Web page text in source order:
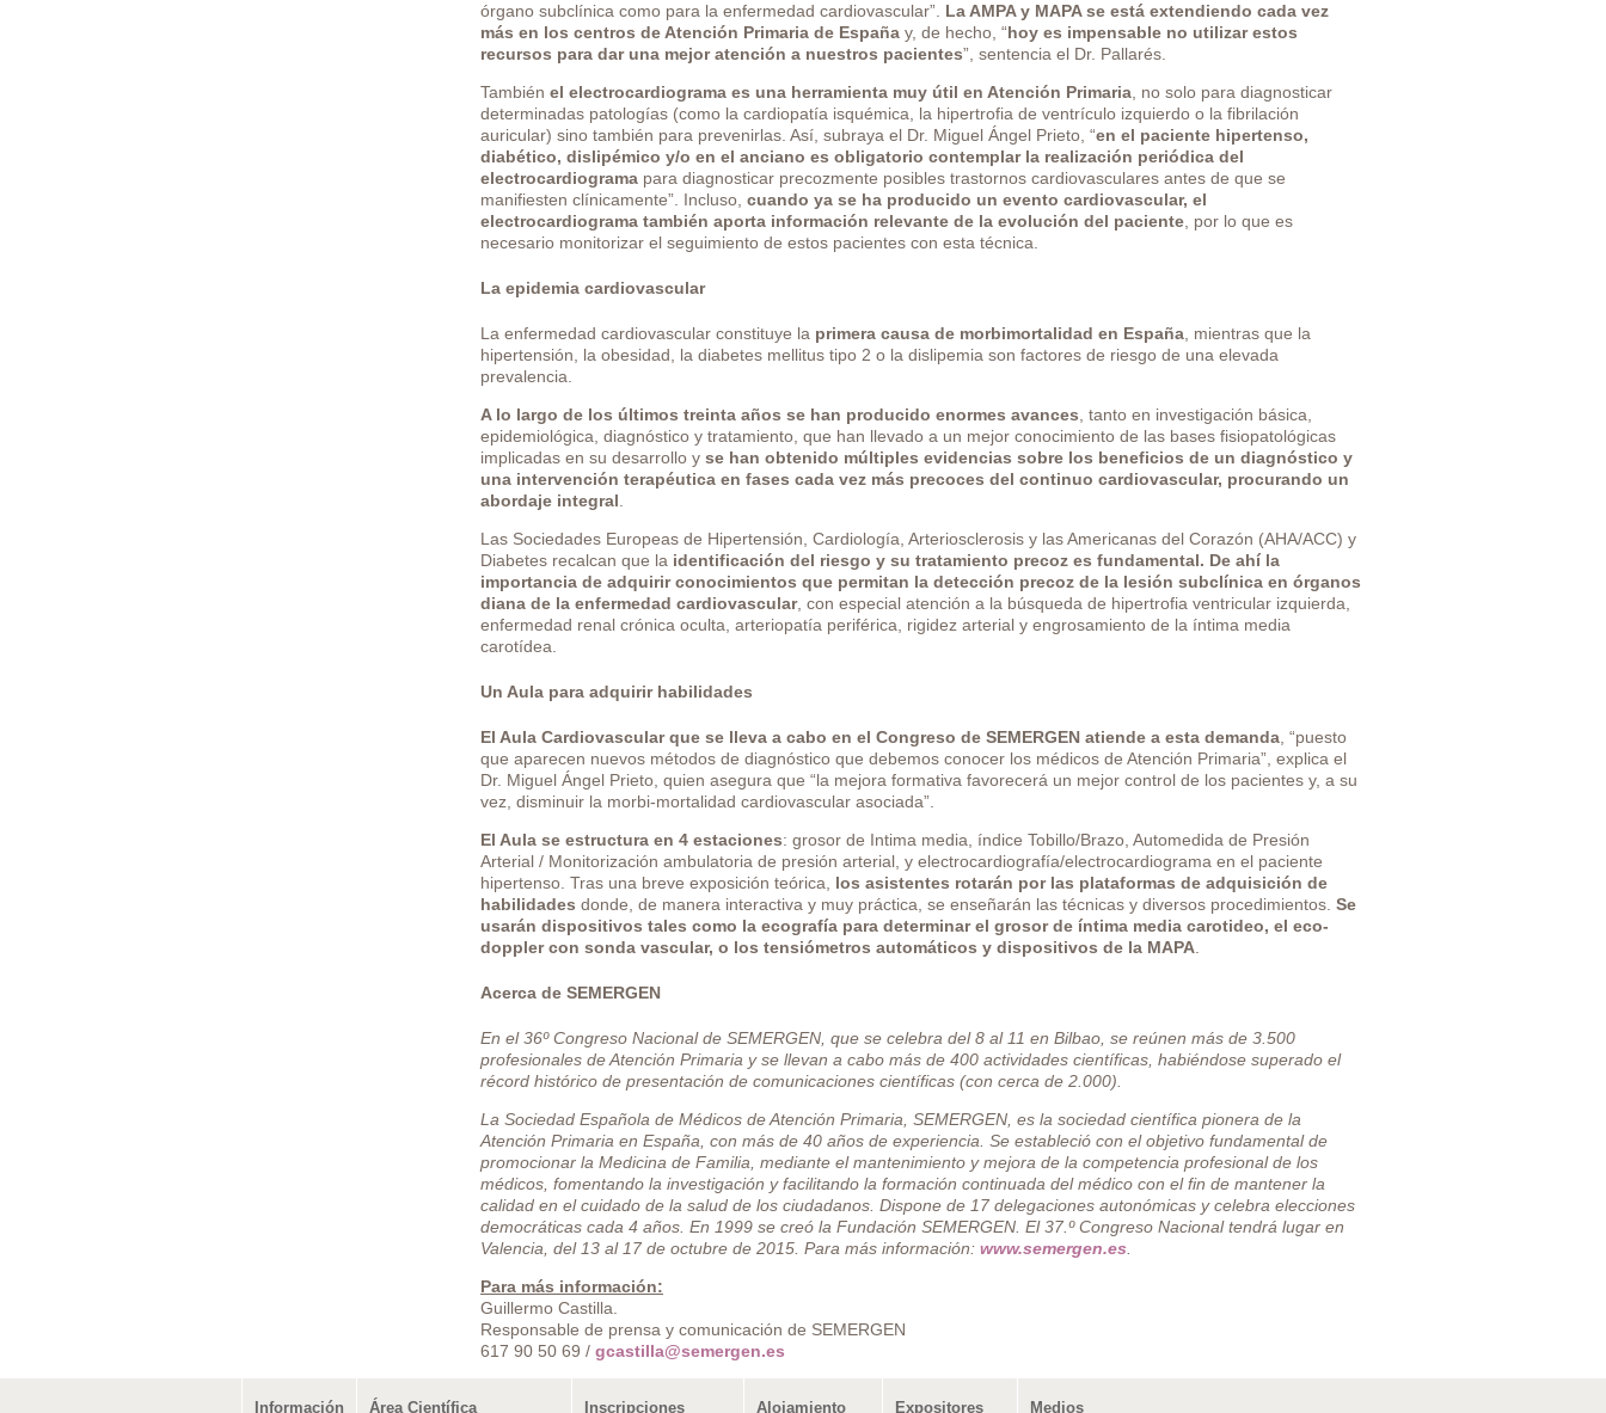
órgano subclínica como para la enfermedad cardiovascular”. La AMPA y MAPA se está extendiendo cada vez
más en los centros de Atención Primaria de España y, de hecho, “hoy es impensable no utilizar estos
recursos para dar una mejor atención a nuestros pacientes”, sentencia el Dr. Pallarés.
También el electrocardiograma es una herramienta muy útil en Atención Primaria , no solo para diagnosticar
determinadas patologías (como la cardiopatía isquémica, la hipertrofia de ventrículo izquierdo o la fibrilación
auricular) sino también para prevenirlas. Así, subraya el Dr. Miguel Ángel Prieto, “en el paciente hipertenso,
diabético, dislipémico y/o en el anciano es obligatorio contemplar la realización periódica del
electrocardiograma para diagnosticar precozmente posibles trastornos cardiovasculares antes de que se
manifiesten clínicamente”. Incluso, cuando ya se ha producido un evento cardiovascular, el
electrocardiograma también aporta información relevante de la evolución del paciente , por lo que es
necesario monitorizar el seguimiento de estos pacientes con esta técnica.
La epidemia cardiovascular
La enfermedad cardiovascular constituye la primera causa de morbimortalidad en España , mientras que la
hipertensión, la obesidad, la diabetes mellitus tipo 2 o la dislipemia son factores de riesgo de una elevada
prevalencia.
A lo largo de los últimos treinta años se han producido enormes avances , tanto en investigación básica,
epidemiológica, diagnóstico y tratamiento, que han llevado a un mejor conocimiento de las bases fisiopatológicas
implicadas en su desarrollo y se han obtenido múltiples evidencias sobre los beneficios de un diagnóstico y
una intervención terapéutica en fases cada vez más precoces del continuo cardiovascular, procurando un
abordaje integral
Las Sociedades Europeas de Hipertensión, Cardiología, Arteriosclerosis y las Americanas del Corazón (AHA/ACC) y
Diabetes recalcan que la identificación del riesgo y su tratamiento precoz es fundamental. De ahí la
importancia de adquirir conocimientos que permitan la detección precoz de la lesión subclínica en órganos
diana de la enfermedad cardiovascular, con especial atención a la búsqueda de hipertrofia ventricular izquierda,
enfermedad renal crónica oculta, arteriopatía periférica, rigidez arterial y engrosamiento de la íntima media
carotídea.
Un Aula para adquirir habilidades
El Aula Cardiovascular que se lleva a cabo en el Congreso de SEMERGEN atiende a esta demanda , “puesto
que aparecen nuevos métodos de diagnóstico que debemos conocer los médicos de Atención Primaria”, explica el
Dr. Miguel Ángel Prieto, quien asegura que “la mejora formativa favorecerá un mejor control de los pacientes y, a su
vez, disminuir la morbi-mortalidad cardiovascular asociada”.
El Aula se estructura en 4 estaciones: grosor de Intima media, índice Tobillo/Brazo, Automedida de Presión
Arterial / Monitorización ambulatoria de presión arterial, y electrocardiografía/electrocardiograma en el paciente
hipertenso. Tras una breve exposición teórica, los asistentes rotarán por las plataformas de adquisición de
habilidades donde, de manera interactiva y muy práctica, se enseñarán las técnicas y diversos procedimientos. Se
usarán dispositivos tales como la ecografía para determinar el grosor de íntima media carotideo, el eco-
doppler con sonda vascular, o los tensiómetros automáticos y dispositivos de la MAPA
Acerca de SEMERGEN
En el 36º Congreso Nacional de SEMERGEN, que se celebra del 8 al 11 en Bilbao, se reúnen más de 3.500
profesionales de Atención Primaria y se llevan a cabo más de 400 actividades científicas, habiéndose superado el
récord histórico de presentación de comunicaciones científicas (con cerca de 2.000).
La Sociedad Española de Médicos de Atención Primaria, SEMERGEN, es la sociedad científica pionera de la
Atención Primaria en España, con más de 40 años de experiencia. Se estableció con el objetivo fundamental de
promocionar la Medicina de Familia, mediante el mantenimiento y mejora de la competencia profesional de los
médicos, fomentando la investigación y facilitando la formación continuada del médico con el fin de mantener la
calidad en el cuidado de la salud de los ciudadanos. Dispone de 17 delegaciones autonómicas y celebra elecciones
democráticas cada 4 años. En 1999 se creó la Fundación SEMERGEN. El 37.º Congreso Nacional tendrá lugar en
Valencia, del 13 al 17 de octubre de 2015. Para más información: www.semergen.es
Para más información:
Guillermo Castilla.
Responsable de prensa y comunicación de SEMERGEN
617 90 50 69 / gcastilla@semergen.es
Información Área Científica Inscripciones Alojamiento Expositores Medios